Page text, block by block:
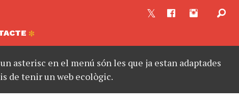
asterisc en el menú són les que ja estan adaptades
de tenir un web ecològic.